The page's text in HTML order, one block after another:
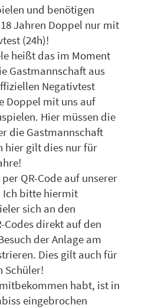
und benötigen
Jahren Doppel nur mit
(24h)!
heißt das im Moment
Gastmannschaft aus
Negativtest
Doppel mit uns auf
Hier müssen die
die Gastmannschaft
hier gilt dies nur für
QR-Code auf unserer
Ich bitte hiermit
sich an den
Codes direkt auf den
der Anlage am
Dies gilt auch für
Schüler!
habt, ist in
eingebrochen